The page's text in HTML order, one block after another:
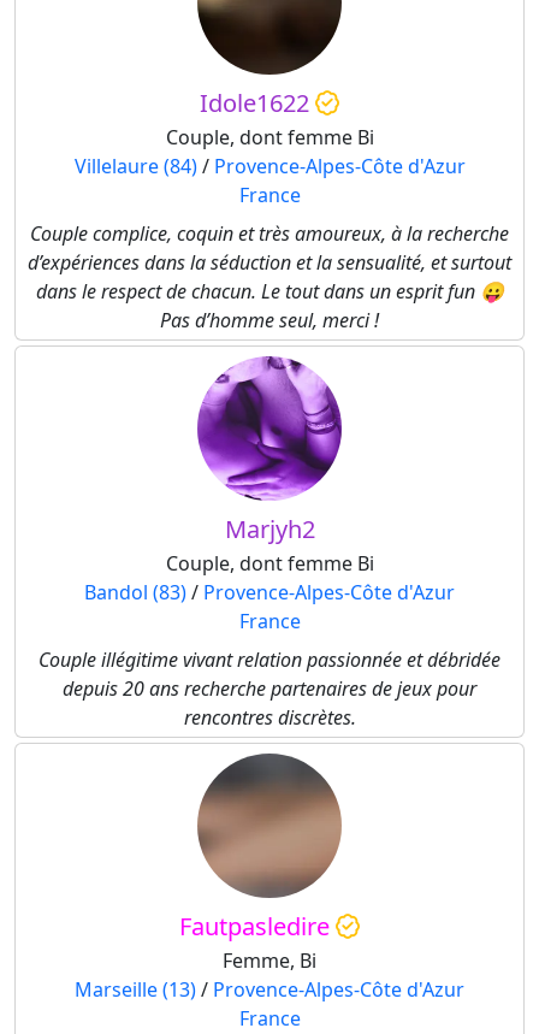
Idole1622
Couple, dont femme Bi
Villelaure (84)/ Provence-Alpes-Côte d'Azur
France
Couple complice, coquin et très amoureux, à la recherche
d’expériences dans la séduction et la sensualité, et surtout
dans le respect de chacun. Le tout dans un esprit fun 😛
Pas d’homme seul, merci !
Marjyh2
Couple, dont femme Bi
Bandol (83)/ Provence-Alpes-Côte d'Azur
France
Couple illégitime vivant relation passionnée et débridée
depuis 20 ans recherche partenaires de jeux pour
rencontres discrètes.
Fautpasledire
Femme, Bi
Marseille (13)/ Provence-Alpes-Côte d'Azur
France